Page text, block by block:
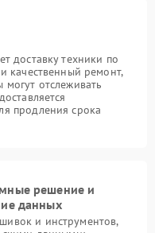
доставку техники по
качественный ремонт,
отслеживать
продления срока
решение и
данных
и инструментов,